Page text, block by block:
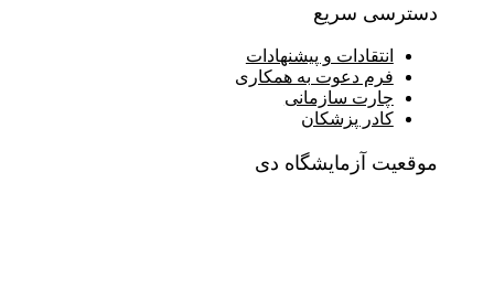
دسترسی سریع
انتقادات و پیشنهادات
فرم دعوت به همکاری
چارت سازمانی
کادر پزشکان
موقعیت آزمایشگاه دی